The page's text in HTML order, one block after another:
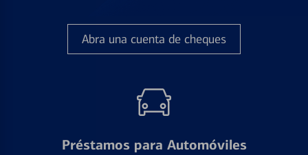
Abra una cuenta de cheques
Préstamos para Automóviles